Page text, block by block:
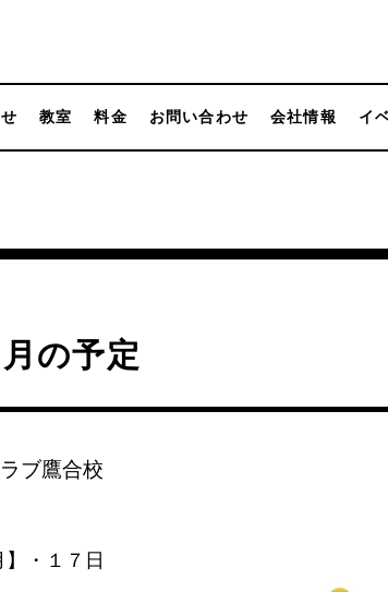
教室 料金 お問い合わせ 会社情報 イ
の予定
ブ鷹合校
・１７日